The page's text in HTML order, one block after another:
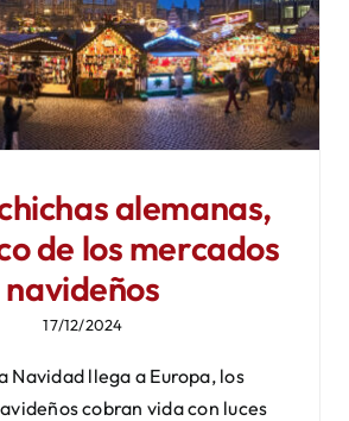
alemanas,
de los mercados
navideños
17/12/2024
Navidad llega a Europa, los
cobran vida con luces